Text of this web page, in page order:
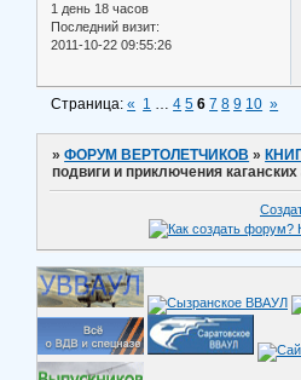
1 день 18 часов
Последний визит:
2011-10-22 09:55:26
Страница:« 1 … 4 5 6 7 8 9 10 »
»ФОРУМ ВЕРТОЛЕТЧИКОВ »
подвиги и приключения